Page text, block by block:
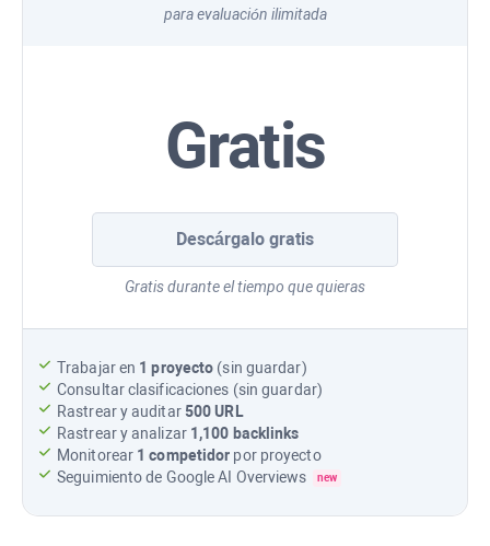
para evaluación ilimitada
Gratis
Descárgalo gratis
Gratis durante el tiempo que quieras
Trabajar en 1 proyecto (sin guardar)
Consultar clasificaciones (sin guardar)
Rastrear y auditar500 URL
Rastrear y analizar 1,100 backlinks
Monitorear 1 competidor por proyecto
Seguimiento de Google AI Overviews new